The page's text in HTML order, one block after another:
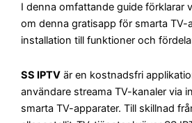
I denna omfattande guide förklarar
om denna gratisapp för smarta TV-
installation till funktioner och
SS IPTV är en kostnadsfri
användare streama TV-kanaler via
smarta TV-apparater. Till skillnad